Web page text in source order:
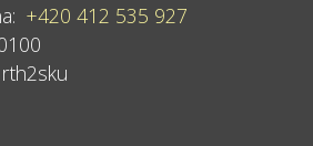
+420 412 535 927
rth2sku